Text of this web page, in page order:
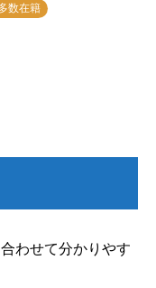
数在籍
わせて分かりやす